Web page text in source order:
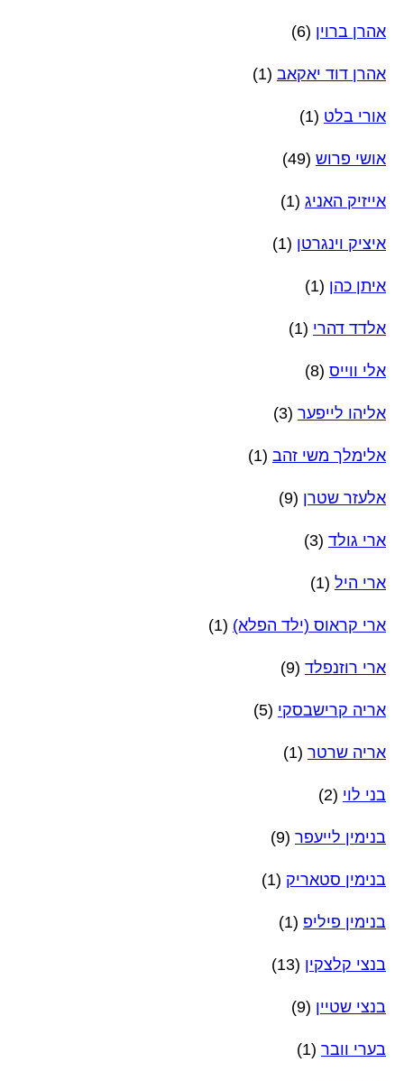
אהרן ברוין (6)
אהרן דוד יאקאב (1)
אורי בלט (1)
אושי פרוש (49)
אייזיק האניג (1)
איציק וינגרטן (1)
איתן כהן (1)
אלדד דהרי (1)
אלי ווייס (8)
אליהו לייפער (3)
אלימלך משי זהב (1)
אלעזר שטרן (9)
ארי גולד (3)
ארי היל (1)
ארי קראוס (ילד הפלא) (1)
ארי רוזנפלד (9)
אריה קרישבסקי (5)
אריה שרטר (1)
בני לוי (2)
בנימין לייעפר (9)
בנימין סטאריק (1)
בנימין פיליפ (1)
בנצי קלצקין (13)
בנצי שטיין (9)
בערי וובר (1)